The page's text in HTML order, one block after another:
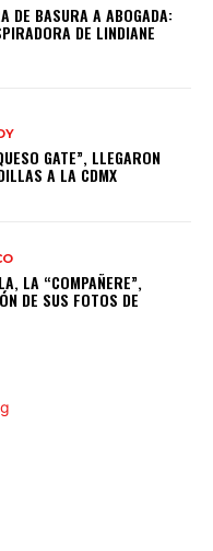
DE BASURA A ABOGADA:
DE LINDIANE
GATE”, LLEGARON
A LA CDMX
LA “COMPAÑERE”,
DE SUS FOTOS DE